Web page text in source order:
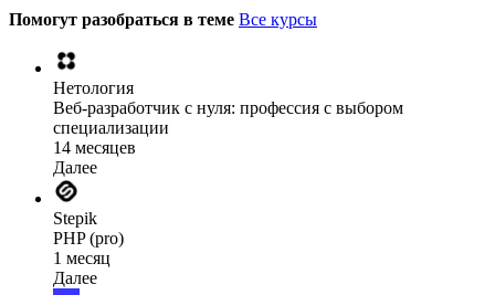
Помогут разобраться в теме Все курсы
Нетология
Веб-разработчик с нуля: профессия с выбором
специализации
14 месяцев
Далее
Stepik
PHP (pro)
1 месяц
Далее